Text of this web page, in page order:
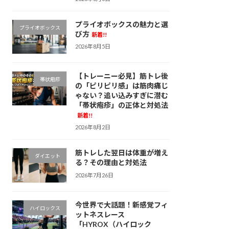
プライオボックス
プライオボックスの魅力と選
び方 新着!!
2026年8月5日
帯状疱疹
【トレーニー必見】筋トレ後
の「ピリピリ感」は筋肉痛じ
ゃない？追い込みすぎに潜む
「帯状疱疹」の正体と対処法
新着!!
2026年8月2日
ダイエット
筋トレした翌日は体重が増え
る？その理由と対処法
2026年7月26日
ハイロックス
今世界で大話題！新感覚フィ
ットネスレース
「HYROX（ハイロック